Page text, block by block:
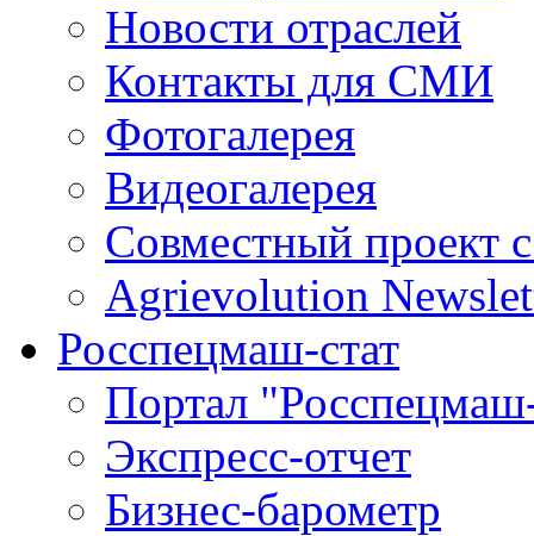
Новости отраслей
Контакты для СМИ
Фотогалерея
Видеогалерея
Совместный проект
Agrievolution
Росспецмаш-стат
Портал
Экспресс-отчет
Бизнес-барометр